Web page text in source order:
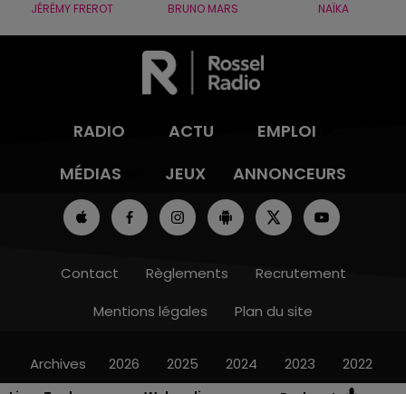
JÉRÉMY FREROT BRUNO MARS NAÏKA
RADIO ACTU
EMPLOI
MÉDIAS
JEUX ANNONCEURS
Contact Règlements
Recrutement
Mentions légales
Plan du site
Archives 2026 2025 2024 2023 2022